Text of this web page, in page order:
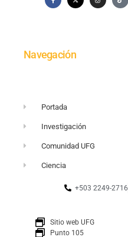
Navegación
Portada
Investigación
Comunidad UFG
Ciencia
+503 2249-2716
Sitio web UFG
Punto 105